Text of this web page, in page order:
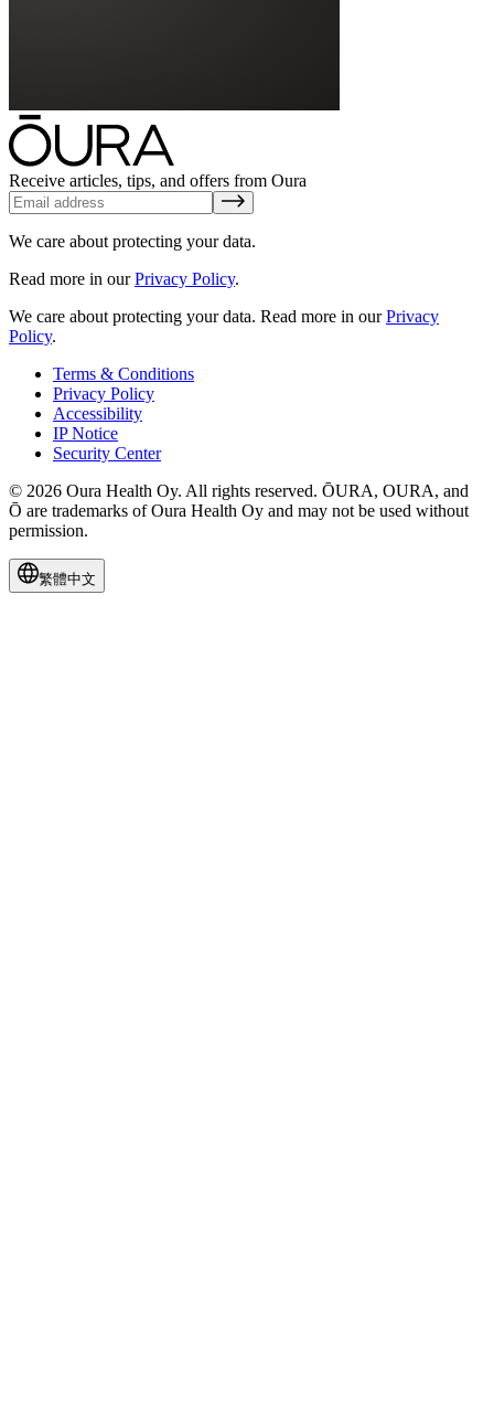
Receive articles, tips, and offers from Oura
We care about protecting your data.
Read more in ourPrivacy Policy.
We care about protecting your data. Read more in ourPrivacy
Policy.
Terms & Conditions
Privacy Policy
Accessibility
IP Notice
Security Center
© 2026 Oura Health Oy. All rights reserved. ŌURA, OURA, and
Ō are trademarks of Oura Health Oy and may not be used without
permission.
繁體中文